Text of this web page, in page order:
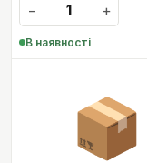
−
+
В наявності
📦